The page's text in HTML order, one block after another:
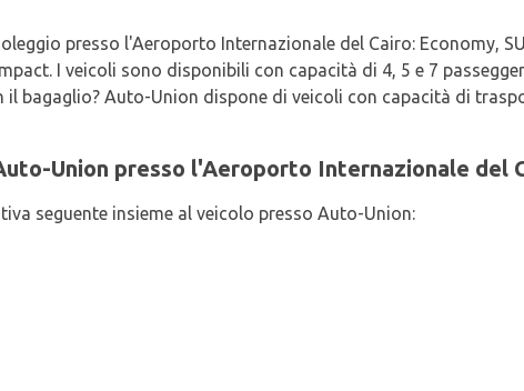
presso l'Aeroporto Internazionale del Cairo: Economy,
I veicoli sono disponibili con capacità di 4, 5 e 7
il bagaglio? Auto-Union dispone di veicoli con capacità di
Union presso l'Aeroporto Internazionale del
seguente insieme al veicolo presso Auto-Union: